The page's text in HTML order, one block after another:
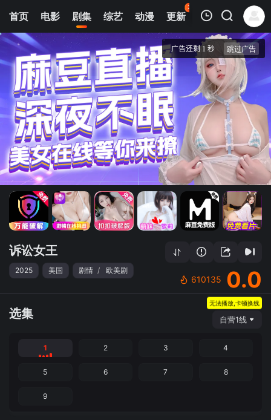
首页 电影 剧集 综艺 动漫 更新
35
热榜 APP
我的观影记录
1
诉讼女王
清空
诉讼女王
2025 美国 剧情 / 欧美剧
610135 0.0
选集
无法播放,卡顿换线
自营1线
1 2 3 4
5 6 7 8
9